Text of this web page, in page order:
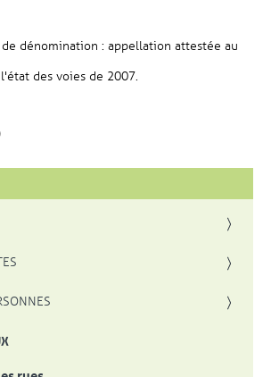
dénomination : appellation attestée au
des voies de 2007.